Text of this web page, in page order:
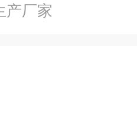
产厂家